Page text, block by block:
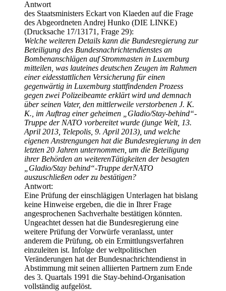
Antwort
des Staatsministers Eckart von Klaeden auf die Frage
des Abgeordneten Andrej Hunko (DIE LINKE)
(Drucksache 17/13171, Frage 29):
Welche weiteren Details kann die Bundesregierung zur
Beteiligung des Bundesnachrichtendienstes an
Bombenanschlägen auf Strommasten in Luxemburg
mitteilen, was lauteines deutschen Zeugen im Rahmen
einer eidesstattlichen Versicherung für einen
gegenwärtig in Luxemburg stattfindenden Prozess
gegen zwei Polizeibeamte erklärt wird und demnach
über seinen Vater, den mittlerweile verstorbenen J. K.
K., im Auftrag einer geheimen „Gladio/Stay-behind“-
Truppe der NATO vorbereitet wurde (junge Welt, 13.
April 2013, Telepolis, 9. April 2013), und welche
eigenen Anstrengungen hat die Bundesregierung in den
letzten 20 Jahren unternommen, um die Beteiligung
ihrer Behörden an weiterenTätigkeiten der besagten
„Gladio/Stay behind“-Truppe derNATO
auszuschließen oder zu bestätigen?
Antwort:
Eine Prüfung der einschlägigen Unterlagen hat bislang
keine Hinweise ergeben, die die in Ihrer Frage
angesprochenen Sachverhalte bestätigen könnten.
Ungeachtet dessen hat die Bundesregierung eine
weitere Prüfung der Vorwürfe veranlasst, unter
anderem die Prüfung, ob ein Ermittlungsverfahren
einzuleiten ist. Infolge der weltpolitischen
Veränderungen hat der Bundesnachrichtendienst in
Abstimmung mit seinen alliierten Partnern zum Ende
des 3. Quartals 1991 die Stay-behind-Organisation
vollständig aufgelöst.